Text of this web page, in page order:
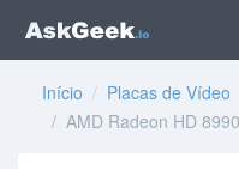
Início / Placas de Vídeo
/ AMD Radeon HD